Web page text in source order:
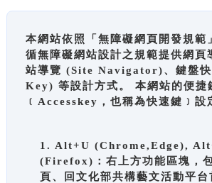
本網站依照「無障礙網頁開發規範
循無障礙網站設計之規範提供網
站導覽 (Site Navigator)、鍵盤
Key) 等設計方式。 本網站的便捷
﹝Accesskey，也稱為快速鍵﹞設
1. Alt+U (Chrome,Edge),
(Firefox)：右上方功能區塊，
頁、回文化部共構藝文活動平台